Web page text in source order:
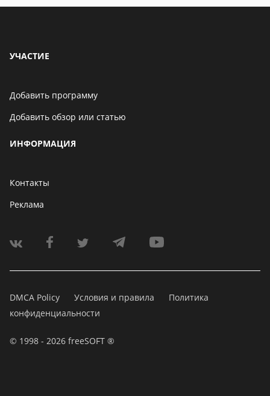
УЧАСТИЕ
Добавить программу
Добавить обзор или статью
ИНФОРМАЦИЯ
Контакты
Реклама
DMCA Policy Условия и правила
Политика
конфиденциальности
© 1998 - 2026 freeSOFT ®